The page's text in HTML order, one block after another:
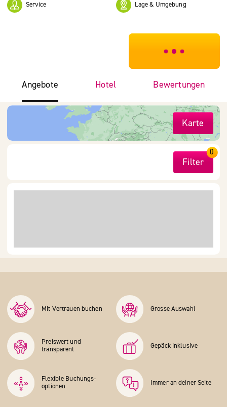
Service Lage & Umgebung
***************
Angebote Hotel Bewertungen
Karte
Filter
0
Mit Vertrauen buchen Grosse Auswahl
Preiswert und
transparent
Gepäck inklusive
Flexible Buchungs­
optionen
Immer an deiner Seite